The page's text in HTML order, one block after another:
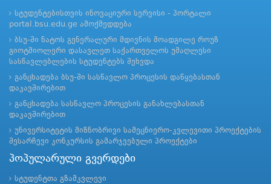
სტუდენტებისთვის ინოვაციური სერვისი - პორტალი
portal.bsu.edu.ge ამოქმედდება
ბსუ-ში ნატოს გენერალური მდივნის მოადგილე როუზ
გიოტმიოლერი დასავლეთ საქართველოს უმაღლესი
სასწავლებლების სტუდენტებს შეხვდა
განცხადება ბსუ-ში სასწავლო პროცესის დაწყებასთან
დაკავშირებით
განცხადება სასწავლო პროცესის განახლებასთან
დაკავშირებით
უნივერსიტეტის მიზნობრივი სამეცნიერო-კვლევითი პროექტების
შესარჩევი კონკურსის გამარჯვებული პროექტები
პოპულარული გვერდები
სტუდენტთა გზამკვლევი